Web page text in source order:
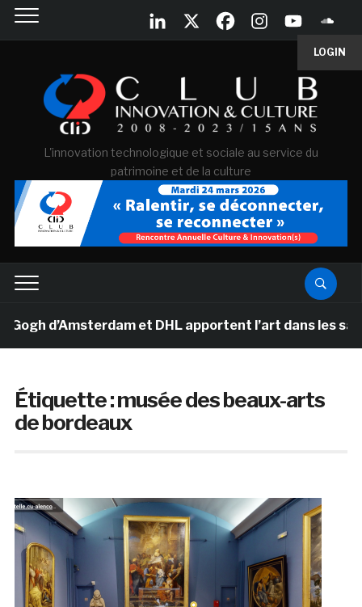
LOGIN
L'innovation technologique et sociale au service du
patrimoine et de la culture
d’Amsterdam et DHL apportent l’art dans les salles
Étiquette :musée des beaux-arts
de bordeaux